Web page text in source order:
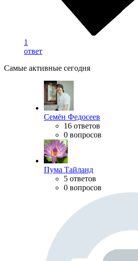
1
ответ
Самые активные сегодня
Семён Федосеев
16 ответов
0 вопросов
Пума Тайланд
5 ответов
0 вопросов